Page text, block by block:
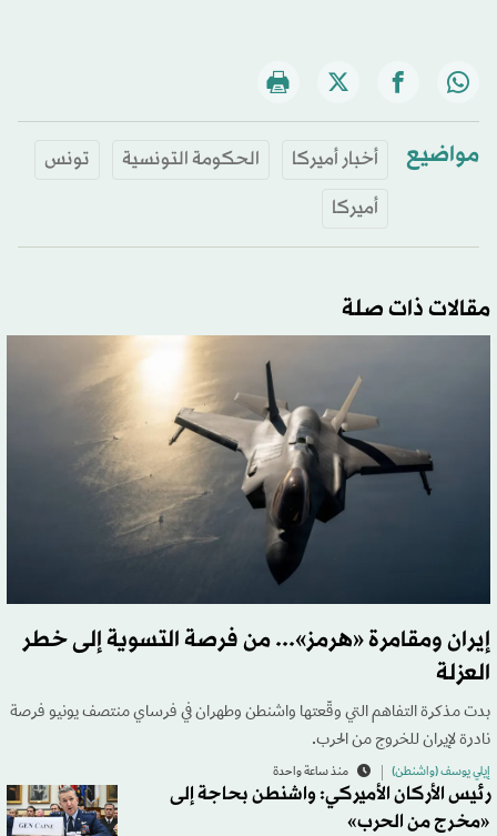
مواضيع أخبار أميركا الحكومة التونسية
تونس
أميركا
مقالات ذات صلة
إيران ومقامرة «هرمز»... من فرصة التسوية إلى خطر
العزلة
بدت مذكرة التفاهم التي وقّعتها واشنطن وطهران في فرساي منتصف يونيو فرصة
نادرة لإيران للخروج من الحرب.
إيلي يوسف (واشنطن) منذ ساعة واحدة
رئيس الأركان الأميركي: واشنطن بحاجة إلى
«مخرج من الحرب»